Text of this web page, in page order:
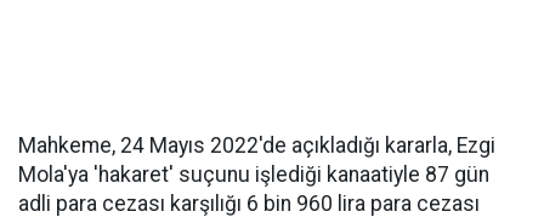
Mahkeme, 24 Mayıs 2022'de açıkladığı kararla, Ezgi
Mola'ya 'hakaret' suçunu işlediği kanaatiyle 87 gün
adli para cezası karşılığı 6 bin 960 lira para cezası